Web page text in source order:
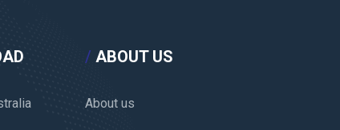
/ ABOUT US
About us